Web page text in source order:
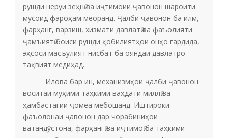
рушди неруи зеҳнӣ ва иҷтимоии ҷавонон шароити
мусоид фароҳам меоранд. Ҷалби ҷавонон ба илм,
фарҳанг, варзиш, хизмати давлатӣ ва фаъолияти
ҷамъиятӣ боиси рушди қобилиятҳои онҳо гардида,
эҳсоси масъулият нисбат ба ояндаи давлатро
тақвият медиҳад.
Илова бар ин, механизмҳои ҷалби ҷавонон
воситаи муҳими таҳкими ваҳдати миллӣ ва
ҳамбастагии ҷомеа мебошанд. Иштироки
фаъолонаи ҷавонон дар чорабиниҳои
ватандӯстона, фарҳангӣ ва иҷтимоӣ ба таҳкими